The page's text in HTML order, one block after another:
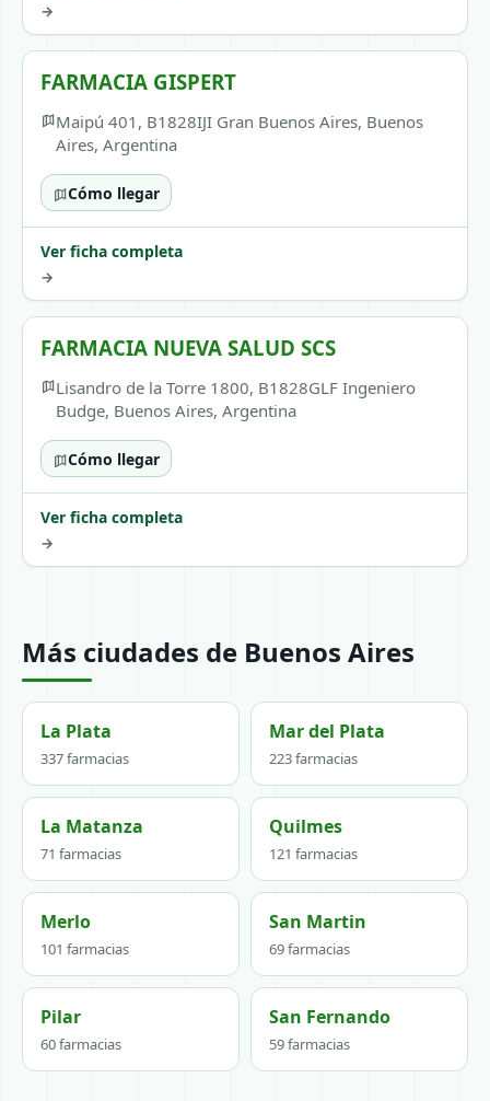
→
FARMACIA GISPERT
Maipú 401, B1828IJI Gran Buenos Aires, Buenos
Aires, Argentina
Cómo llegar
Ver ficha completa
→
FARMACIA NUEVA SALUD SCS
Lisandro de la Torre 1800, B1828GLF Ingeniero
Budge, Buenos Aires, Argentina
Cómo llegar
Ver ficha completa
→
Más ciudades de Buenos Aires
La Plata
337 farmacias
Mar del Plata
223 farmacias
La Matanza
71 farmacias
Quilmes
121 farmacias
Merlo
101 farmacias
San Martin
69 farmacias
Pilar
60 farmacias
San Fernando
59 farmacias